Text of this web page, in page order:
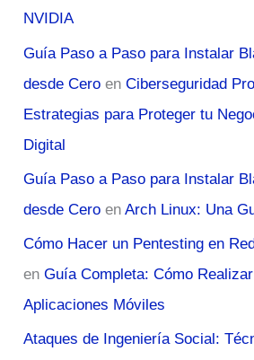
NVIDIA
Guía Paso a Paso para Instalar
desde Cero enCiberseguridad
Estrategias para Proteger tu
Digital
Guía Paso a Paso para Instalar
desde Cero enArch Linux: Una
Cómo Hacer un Pentesting en
enGuía Completa: Cómo
Aplicaciones Móviles
Ataques de Ingeniería Social: